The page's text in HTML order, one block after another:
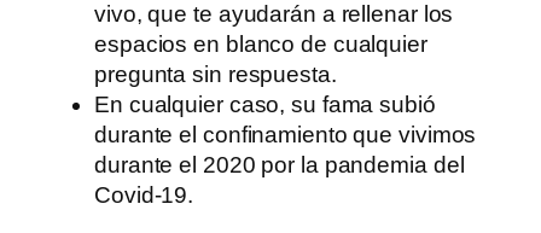
vivo, que te ayudarán a rellenar los
espacios en blanco de cualquier
pregunta sin respuesta.
En cualquier caso, su fama subió
durante el confinamiento que vivimos
durante el 2020 por la pandemia del
Covid-19.